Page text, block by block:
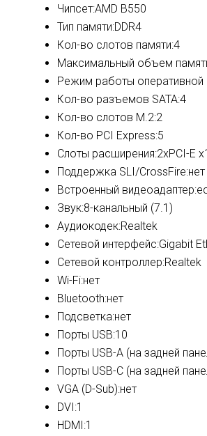
Чипсет:AMD B550
Тип памяти:DDR4
Кол-во слотов памяти:4
Максимальный объем
Режим работы оперативной
Кол-во разъемов SATA:4
Кол-во слотов M.2:2
Кол-во PCI Express:5
Слоты расширения:2xPCI-E
Поддержка SLI/CrossFire:нет
Встроенный видеоадаптер:
Звук:8-канальный (7.1)
Аудиокодек:Realtek
Сетевой интерфейс:Gigabit
Сетевой контроллер:Realtek
Wi-Fi:нет
Bluetooth:нет
Подсветка:нет
Порты USB:10
Порты USB-A (на задней
Порты USB-C (на задней
VGA (D-Sub):нет
DVI:1
HDMI:1